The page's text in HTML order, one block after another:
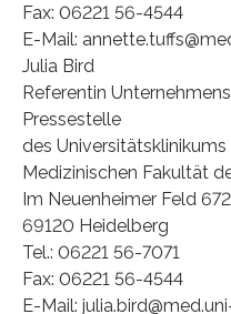
Fax: 06221 56-4544
E-Mail:
Julia Bird
Referentin
Pressestelle
des
Medizinischen Fakultät
Im Neuenheimer Feld 672
69120 Heidelberg
Tel.: 06221 56-7071
Fax: 06221 56-4544
E-Mail: